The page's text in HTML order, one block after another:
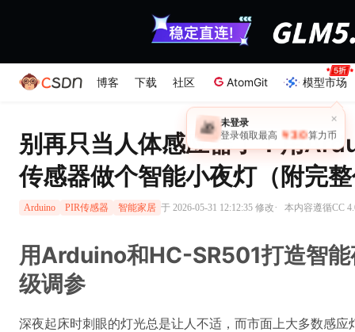
博客 下载 社区 AtomGit 模型市场
别再只当人体感应器了！用
传感器做个智能小夜灯（附完
Arduino PIR传感器 智能家居 于 2026-05-31 12:12:35 修改· 本内容遵循CC
用Arduino和HC-SR501打造智
级调参
深夜起床时刺眼的灯光总是让人不适，而市面上大多数感